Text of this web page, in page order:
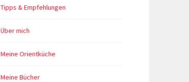
Tipps & Empfehlungen
Über mich
Meine Orientküche
Meine Bücher